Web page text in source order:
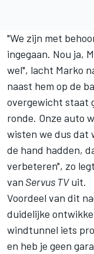
"We zijn met
ingegaan. Nou ja,
wel", lacht Marko
naast hem op de
overgewicht staat
ronde. Onze auto
wisten we dus dat
de hand hadden,
verbeteren", zo
van Servus TVuit.
Voordeel van dit
duidelijke
windtunnel iets
en heb je geen